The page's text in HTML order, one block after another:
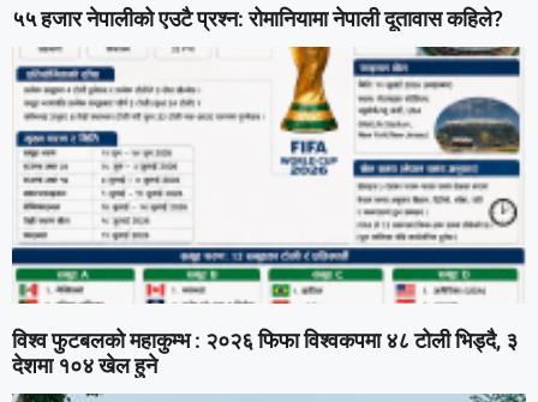
५५ हजार नेपालीको एउटै प्रश्न: रोमानियामा नेपाली दूतावास कहिले?
विश्व फुटबलको महाकुम्भ : २०२६ फिफा विश्वकपमा ४८ टोली भिड्दै, ३
देशमा १०४ खेल हुने